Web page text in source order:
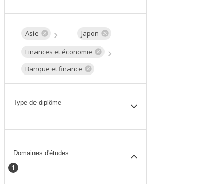
Asie
Japon
Finances et économie
Banque et finance
Type de diplôme
Domaines d'études
1